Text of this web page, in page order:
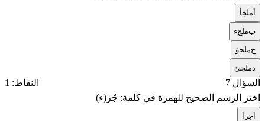
ملجأ
بملجء
جملجؤ
ملجئ
السؤال 7
النقاط: 1
اختر الرسم الصحيح للهمزة في كلمة: جْز(ء)
جزأ